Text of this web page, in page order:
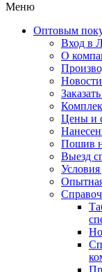
Меню
Оптовым
Вход в
О
Новости
Цены и
Пошив
Выезд
Условия